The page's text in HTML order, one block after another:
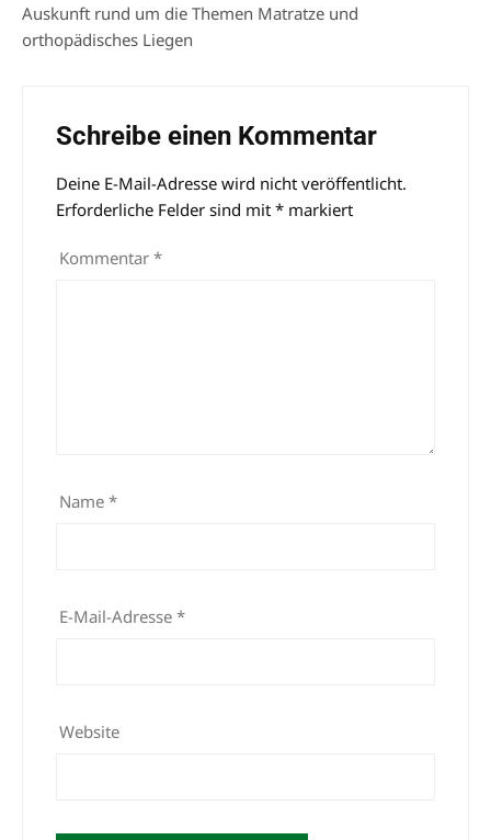
Auskunft rund um die Themen Matratze und
orthopädisches Liegen
Schreibe einen Kommentar
Deine E-Mail-Adresse wird nicht veröffentlicht.
Erforderliche Felder sind mit * markiert
Kommentar *
Name *
E-Mail-Adresse *
Website
Alternative: